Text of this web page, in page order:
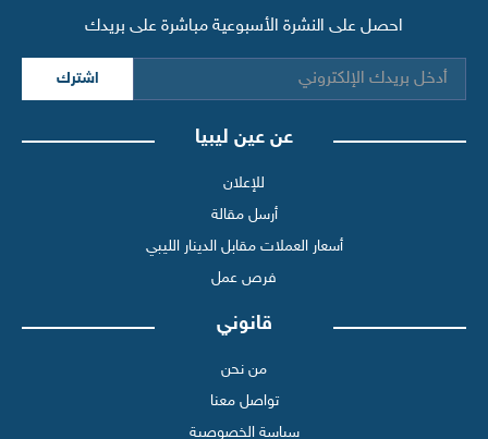
احصل على النشرة الأسبوعية مباشرة على بريدك
اشترك
عن عين ليبيا
للإعلان
أرسل مقالة
أسعار العملات مقابل الدينار الليبي
فرص عمل
قانوني
من نحن
تواصل معنا
سياسة الخصوصية